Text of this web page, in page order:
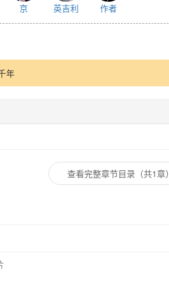
京 英吉利 作者
年
查看完整章节目录（共1章）